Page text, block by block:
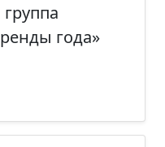
года»